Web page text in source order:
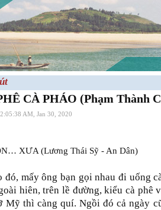
CÀ PHÁO (Phạm Thành
AM, Jan 30, 2020
XƯA (Lương Thái Sỹ - An Dân)
đó, mấy ông bạn gọi nhau đi uống
hiên, trên lề đường, kiểu cà phê
Mỹ thì càng quí. Ngồi đó cả ngày